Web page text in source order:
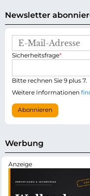
Newsletter
M
l
-
d
r
s
e
P
i
h
t
f
d
Sicherheitsfrage*
Bitte rechnen Sie 9 plus 7.
Weitere Informationen
Abonnieren
Werbung